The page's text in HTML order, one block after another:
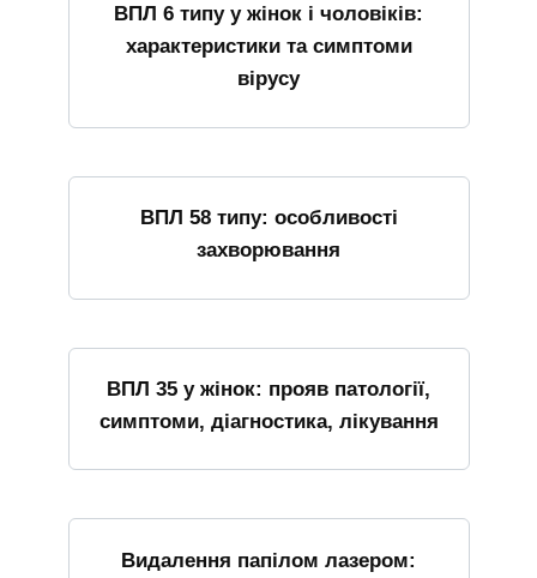
ВПЛ 6 типу у жінок і чоловіків:
характеристики та симптоми
вірусу
ВПЛ 58 типу: особливості
захворювання
ВПЛ 35 у жінок: прояв патології,
симптоми, діагностика, лікування
Видалення папілом лазером: